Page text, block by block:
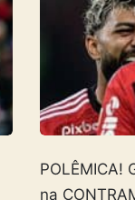
POLÊMICA!
na